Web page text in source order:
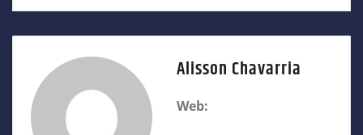
Alisson Chavarria
Web: